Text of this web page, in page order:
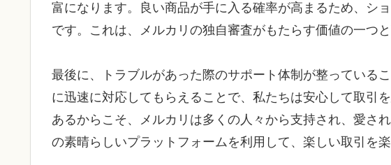
富になります。良い商品が手に入る確率が高まるため、シ
です。これは、メルカリの独自審査がもたらす価値の一つと
最後に、トラブルがあった際のサポート体制が整っている
に迅速に対応してもらえることで、私たちは安心して取引
あるからこそ、メルカリは多くの人々から支持され、愛さ
の素晴らしいプラットフォームを利用して、楽しい取引を